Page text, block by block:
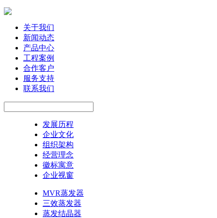
关于我们
新闻动态
产品中心
工程案例
合作客户
服务支持
联系我们
发展历程
企业文化
组织架构
经营理念
徽标寓意
企业视窗
MVR蒸发器
三效蒸发器
蒸发结晶器